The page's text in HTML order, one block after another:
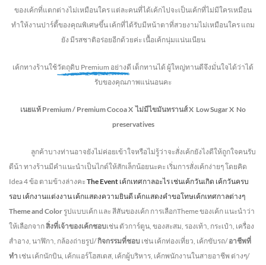
ของเค้กที่แตกต่างไม่เหมือนใคร แต่ละคนที่ได้เค้กไปจะเป็นเค้กที่ไม่มีใครเหมือน
ทำให้งานปาร์ตี้ของคุณพิเศษขึ้น เค้กที่ได้รับมีหน้าตาที่สวยงามไม่เหมือนใคร แถม
ยัง มีรสชาติอร่อยอีกด้วยค่ะ เนื้อเค้กนุ่มแน่นเนียน
เค้กทางร้านใช้วัตถุดิบ Premium อย่างดี เด็กทานได้ ผู้ใหญ่ทานดีจึงมั่นใจได้ว่าได้
รับของคุณภาพแน่นอนคะ
เนยแท้ Premium / Premium CocoaX ไม่มีไขมันทรานส์X Low SugarX No
preservatives
ลูกค้าบางท่านอาจยังไม่ค่อยเข้าใจหรือไม่รู้ว่าจะสั่งเค้กยังไงดีให้ถูกใจคนรับ
ดีน้า ทางร้านมีคำแนะนำเป็นไกด์ให้สักเล็กน้อยนะคะ เริ่มการสั่งเค้กง่ายๆ โดยคิด
Idea 4 ข้อ ตามข้างล่างคะ The Event เค้กเทศกาลอะไร เช่นเค้กวันเกิด เค้กวันครบ
รอบ เค้กงานแต่งงาน เค้กแสดงความยินดี เค้กแสดงคำขอโทษเค้กเทศกาลต่างๆ
Theme and Color รูปแบบเค้ก และ สีสันของเค้ก การเลือกTheme ของเค้ก แนะนำว่า
ให้เลือกจากสิ่งที่เจ้าของเค้กชอบเช่น ตัวการ์ตูน, ของสะสม, รองเท้า, กระเป๋า, เครื่อง
สำอาง, นาฬิกา, กล้องถ่ายรูป/กิจกรรมที่ชอบ เช่น เค้กท่องเที่ยว, เค้กขับรถ/อาชีพที่
ทำ เช่น เค้กนักบิน, เค้กแอร์โฮสเตส, เค้กผู้บริหาร, เค้กพนักงานในสายอาชีพ ต่างๆ/